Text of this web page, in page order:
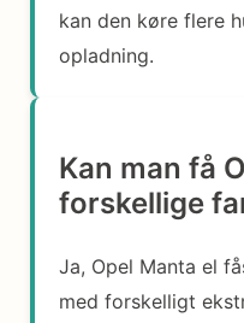
kan den køre flere
opladning.
Kan man få
forskellige
Ja, Opel Manta el
med forskelligt